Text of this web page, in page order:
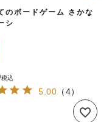
のボードゲーム さかな
シ
税込
5.00 （4）